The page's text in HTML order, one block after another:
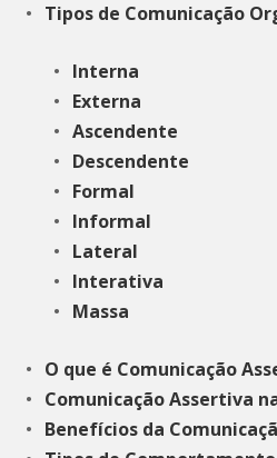
Tipos de Comunicação
Interna
Externa
Ascendente
Descendente
Formal
Informal
Lateral
Interativa
Massa
O que é Comunicação
Comunicação Assertiva
Benefícios da